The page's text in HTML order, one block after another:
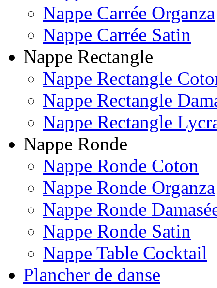
Nappe Carrée Organza
Nappe Carrée Satin
Nappe Rectangle
Nappe Rectangle
Nappe Rectangle
Nappe Rectangle
Nappe Ronde
Nappe Ronde Coton
Nappe Ronde Organza
Nappe Ronde
Nappe Ronde Satin
Nappe Table Cocktail
Plancher de danse